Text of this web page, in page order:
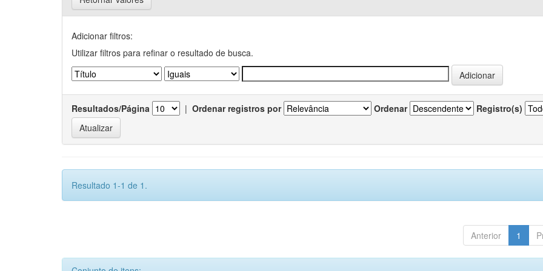
Adicionar filtros:
Utilizar filtros para refinar o resultado de busca.
Resultados/Página | Ordenar registros por Ordenar Registro(s)
Resultado 1-1 de 1.
Anterior 1